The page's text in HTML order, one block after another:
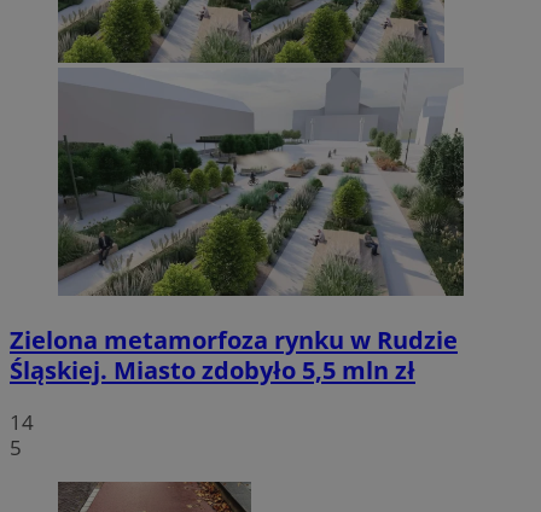
Zielona metamorfoza rynku w Rudzie
Śląskiej. Miasto zdobyło 5,5 mln zł
14
5